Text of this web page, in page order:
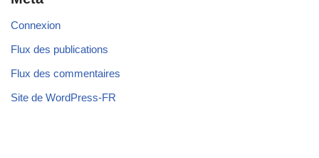
Connexion
Flux des publications
Flux des commentaires
Site de WordPress-FR